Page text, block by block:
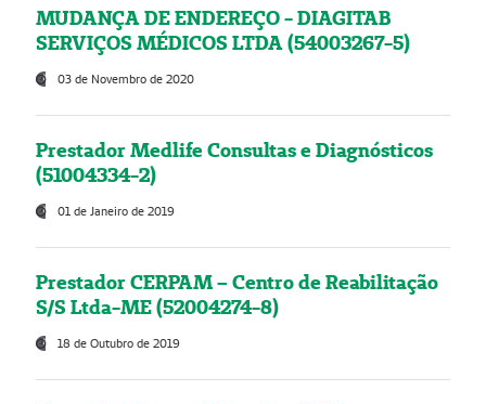
MUDANÇA DE ENDEREÇO - DIAGITAB
SERVIÇOS MÉDICOS LTDA (54003267-5)
03 de Novembro de 2020
Prestador Medlife Consultas e Diagnósticos
(51004334-2)
01 de Janeiro de 2019
Prestador CERPAM – Centro de Reabilitação
S/S Ltda-ME (52004274-8)
18 de Outubro de 2019